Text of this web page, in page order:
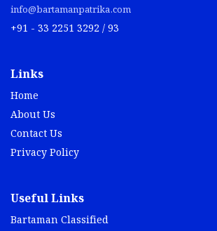
info@bartamanpatrika.com
+91 - 33 2251 3292 / 93
Links
Home
About Us
Contact Us
Privacy Policy
Useful Links
Bartaman Classified